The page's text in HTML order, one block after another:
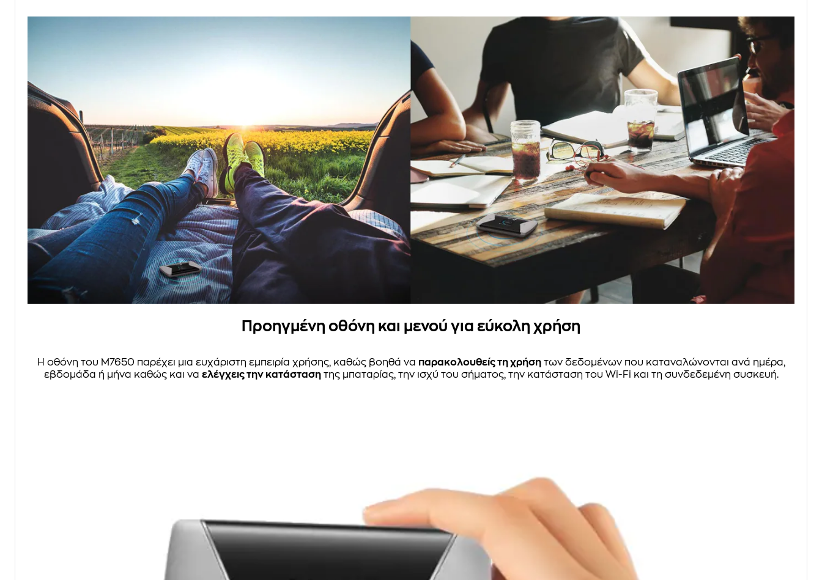
Προηγμένη οθόνη και μενού για εύκολη χρήση
Η οθόνη του M7650 παρέχει μια ευχάριστη εμπειρία χρήσης, καθώς βοηθά να παρακολουθείς τη χρήσητων δεδομένων που καταναλώνονται ανά ημέρα,
εβδομάδα ή μήνα καθώς και να ελέγχεις την κατάστασητης μπαταρίας, την ισχύ του σήματος, την κατάσταση του Wi-Fi και τη συνδεδεμένη συσκευή.